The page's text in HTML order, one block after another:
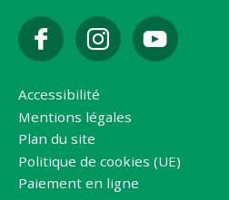
Accessibilité
Mentions légales
Plan du site
Politique de cookies (UE)
Paiement en ligne